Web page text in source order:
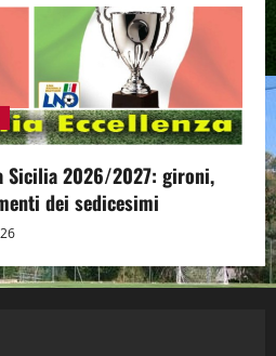
Sicilia 2026/2027: gironi,
dei sedicesimi